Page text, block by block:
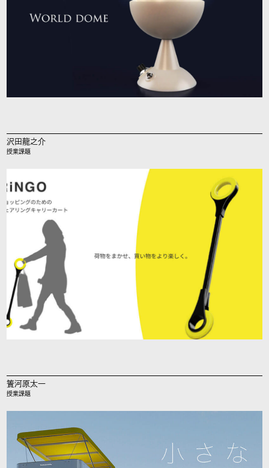
沢田龍之介
授業課題
簀河原太一
授業課題